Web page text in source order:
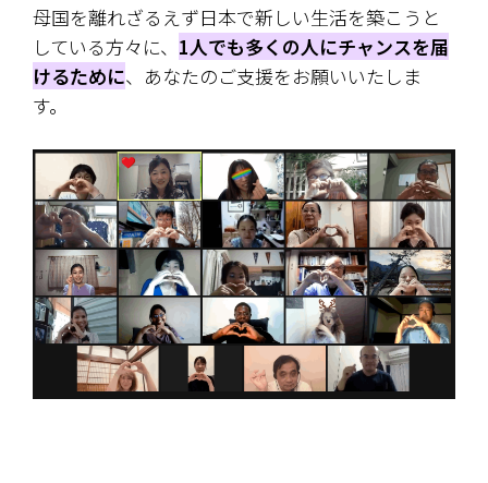
母国を離れざるえず日本で新しい生活を築こうと
している方々に、 1人でも多くの人にチャンスを届
けるために、あなたのご支援をお願いいたしま
す。